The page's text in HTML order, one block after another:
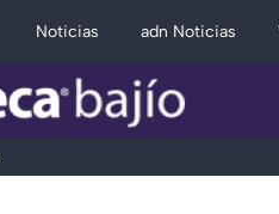
Noticias adn Noticias